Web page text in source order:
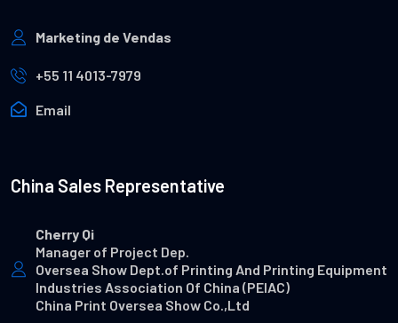
Marketing de Vendas
+55 11 4013-7979
Email
China Sales Representative
Cherry Qi
Manager of Project Dep.
Oversea Show Dept.of Printing And Printing Equipment
Industries Association Of China (PEIAC)
China Print Oversea Show Co.,Ltd